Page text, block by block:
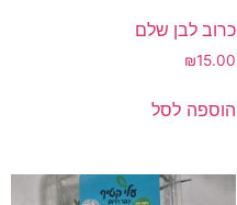
כרוב לבן שלם
₪15.00
הוספה לסל